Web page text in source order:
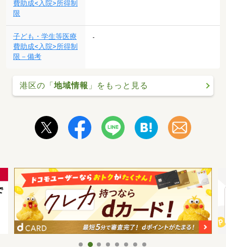
費助成<入院>所得制
限
子ども・学生等医療
費助成<入院>所得制
限－備考
-
港区の「地域情報 」をもっと見る